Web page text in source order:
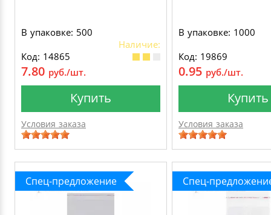
В упаковке: 500
Наличие:
Код: 14865
7.80 руб./шт.
Купить
Условия заказа
В упаковке: 1000
Код: 19869
0.95 руб./шт.
Купить
Условия заказа
Спец-предложение Спец-